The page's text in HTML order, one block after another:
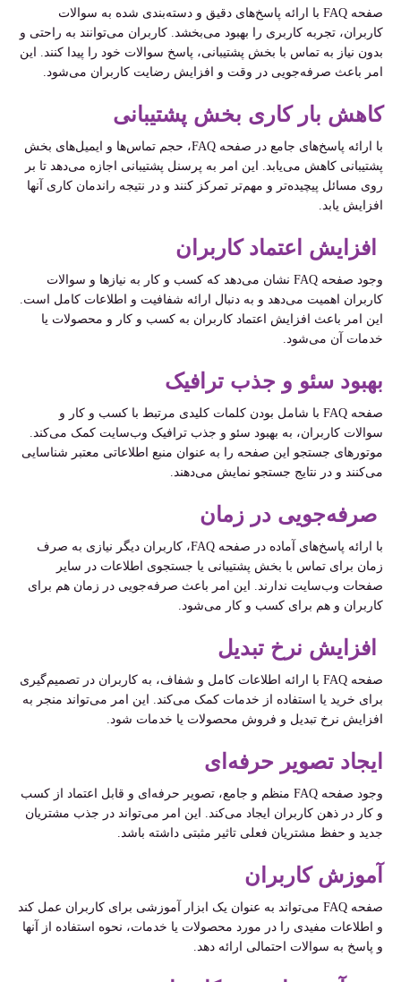
صفحه FAQ با ارائه پاسخ‌های دقیق و دسته‌بندی شده به سوالات
کاربران، تجربه کاربری را بهبود می‌بخشد. کاربران می‌توانند به راحتی و
بدون نیاز به تماس با بخش پشتیبانی، پاسخ سوالات خود را پیدا کنند. این
امر باعث صرفه‌جویی در وقت و افزایش رضایت کاربران می‌شود.
کاهش بار کاری بخش پشتیبانی
با ارائه پاسخ‌های جامع در صفحه FAQ، حجم تماس‌ها و ایمیل‌های بخش
پشتیبانی کاهش می‌یابد. این امر به پرسنل پشتیبانی اجازه می‌دهد تا بر
روی مسائل پیچیده‌تر و مهم‌تر تمرکز کنند و در نتیجه راندمان کاری آنها
افزایش یابد.
افزایش اعتماد کاربران
وجود صفحه FAQ نشان می‌دهد که کسب و کار به نیازها و سوالات
کاربران اهمیت می‌دهد و به دنبال ارائه شفافیت و اطلاعات کامل است.
این امر باعث افزایش اعتماد کاربران به کسب و کار و محصولات یا
خدمات آن می‌شود.
بهبود سئو و جذب ترافیک
صفحه FAQ با شامل بودن کلمات کلیدی مرتبط با کسب و کار و
سوالات کاربران، به بهبود سئو و جذب ترافیک وب‌سایت کمک می‌کند.
موتورهای جستجو این صفحه را به عنوان منبع اطلاعاتی معتبر شناسایی
می‌کنند و در نتایج جستجو نمایش می‌دهند.
صرفه‌جویی در زمان
با ارائه پاسخ‌های آماده در صفحه FAQ، کاربران دیگر نیازی به صرف
زمان برای تماس با بخش پشتیبانی یا جستجوی اطلاعات در سایر
صفحات وب‌سایت ندارند. این امر باعث صرفه‌جویی در زمان هم برای
کاربران و هم برای کسب و کار می‌شود.
افزایش نرخ تبدیل
صفحه FAQ با ارائه اطلاعات کامل و شفاف، به کاربران در تصمیم‌گیری
برای خرید یا استفاده از خدمات کمک می‌کند. این امر می‌تواند منجر به
افزایش نرخ تبدیل و فروش محصولات یا خدمات شود.
ایجاد تصویر حرفه‌ای
وجود صفحه FAQ منظم و جامع، تصویر حرفه‌ای و قابل اعتماد از کسب
و کار در ذهن کاربران ایجاد می‌کند. این امر می‌تواند در جذب مشتریان
جدید و حفظ مشتریان فعلی تاثیر مثبتی داشته باشد.
آموزش کاربران
صفحه FAQ می‌تواند به عنوان یک ابزار آموزشی برای کاربران عمل کند
و اطلاعات مفیدی را در مورد محصولات یا خدمات، نحوه استفاده از آنها
و پاسخ به سوالات احتمالی ارائه دهد.